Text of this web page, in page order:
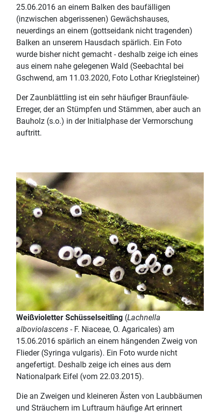
25.06.2016 an einem Balken des baufälligen
(inzwischen abgerissenen) Gewächshauses,
neuerdings an einem (gottseidank nicht tragenden)
Balken an unserem Hausdach spärlich. Ein Foto
wurde bisher nicht gemacht - deshalb zeige ich eines
aus einem nahe gelegenen Wald (Seebachtal bei
Gschwend, am 11.03.2020, Foto Lothar Krieglsteiner)
Der Zaunblättling ist ein sehr häufiger Braunfäule-
Erreger, der an Stümpfen und Stämmen, aber auch an
Bauholz (s.o.) in der Initialphase der Vermorschung
auftritt.
Weißvioletter Schüsselseitling (Lachnella
alboviolascens - F. Niaceae, O. Agaricales) am
15.06.2016 spärlich an einem hängenden Zweig von
Flieder (Syringa vulgaris). Ein Foto wurde nicht
angefertigt. Deshalb zeige ich eines aus dem
Nationalpark Eifel (vom 22.03.2015).
Die an Zweigen und kleineren Ästen von Laubbäumen
und Sträuchern im Luftraum häufige Art erinnert